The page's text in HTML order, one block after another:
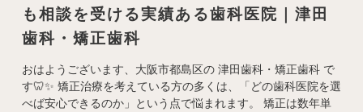
も相談を受ける実績ある歯科医院｜津田
歯科・矯正歯科
おはようございます、大阪市都島区の 津田歯科・矯正歯科 で
す🦷✨ 矯正治療を考えている方の多くは、「どの歯科医院を選
べば安心できるのか」という点で悩まれます。 矯正は数年単